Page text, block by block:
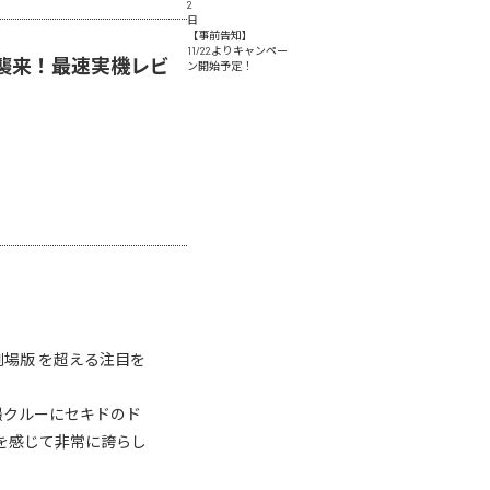
来！最速実機レビ
版 を超える注目を
ルーにセキドのド
感じて非常に誇らし
2
日
【事前告知】
11/22よりキャンペー
ン開始予定！